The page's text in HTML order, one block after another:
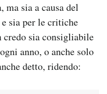
sia a causa del
sia per le critiche
sia consigliabile
anno, o anche solo
detto, ridendo: